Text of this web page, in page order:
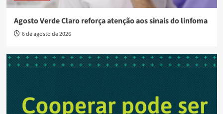
Agosto Verde Claro reforça atenção aos sinais do linfoma
6 de agosto de 2026